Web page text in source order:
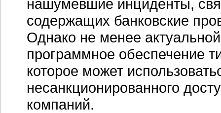
нашумевшие инциденты,
содержащих банковские
Однако не менее
программное обеспечение
которое может
несанкционированного
компаний.